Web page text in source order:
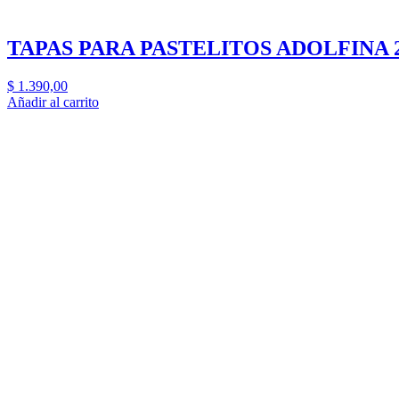
TAPAS PARA PASTELITOS ADOLFINA
$ 1.390,00
Añadir al carrito